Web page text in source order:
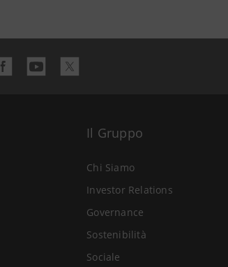
Il Gruppo
Chi Siamo
Investor Relations
Governance
Sostenibilità
Sociale